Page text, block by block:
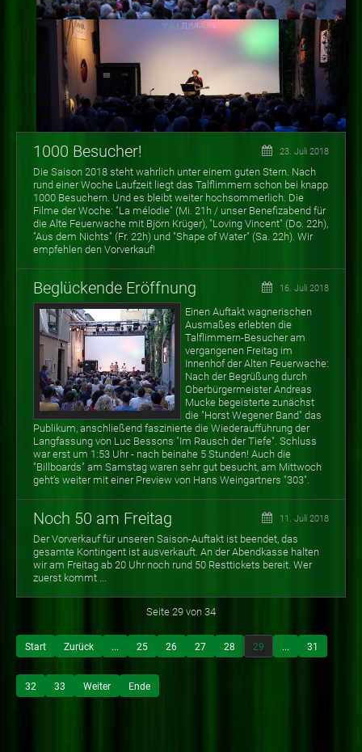
1000 Besucher! 23. Juli 2018
Die Saison 2018 steht wahrlich unter einem guten Stern. Nach
rund einer Woche Laufzeit liegt das Talflimmern schon bei knapp
1000 Besuchern. Und es bleibt weiter hochsommerlich. Die
Filme der Woche: "La mélodie" (Mi. 21h / unser Benefizabend für
die Alte Feuerwache mit Björn Krüger), "Loving Vincent" (Do. 22h),
"Aus dem Nichts" (Fr. 22h) und "Shape of Water" (Sa. 22h). Wir
empfehlen den Vorverkauf!
Beglückende Eröffnung 16. Juli 2018
Einen Auftakt wagnerischen
Ausmaßes erlebten die
Talflimmern-Besucher am
vergangenen Freitag im
Innenhof der Alten Feuerwache:
Nach der Begrüßung durch
Oberbürgermeister Andreas
Mucke begeisterte zunächst
die "Horst Wegener Band" das
Publikum, anschließend faszinierte die Wiederaufführung der
Langfassung von Luc Bessons "Im Rausch der Tiefe". Schluss
war erst um 1:53 Uhr - nach beinahe 5 Stunden! Auch die
"Billboards" am Samstag waren sehr gut besucht, am Mittwoch
geht's weiter mit einer Preview von Hans Weingartners "303".
Noch 50 am Freitag 11. Juli 2018
Der Vorverkauf für unseren Saison-Auftakt ist beendet, das
gesamte Kontingent ist ausverkauft. An der Abendkasse halten
wir am Freitag ab 20 Uhr noch rund 50 Resttickets bereit. Wer
zuerst kommt ...
Seite 29 von 34
Start Zurück ... 25 26 27 28 29 ... 31
32 33 Weiter Ende